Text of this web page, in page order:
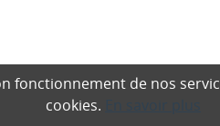
fonctionnement de nos
cookies.